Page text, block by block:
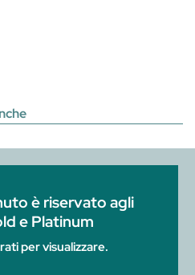
è riservato agli
e Platinum
per visualizzare.